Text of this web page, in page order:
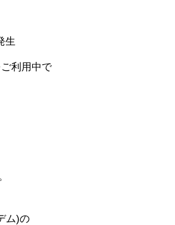
利用中で
ム)の